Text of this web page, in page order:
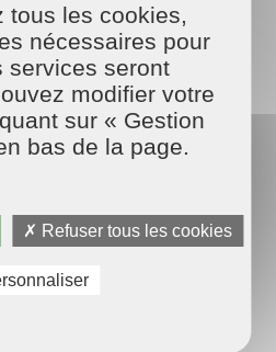
Redon, nous proposons
pour répondre aux
:
avant ou après les
avec professionnalisme
un intérieur propre et
tous les cookies,
nécessaires pour
services seront
modifier votre
sur « Gestion
bas de la page.
✗ Refuser tous les cookies